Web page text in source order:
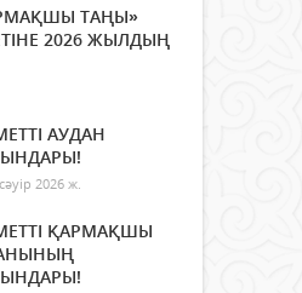
ТАҢЫ»
2026 ЖЫЛДЫҢ
АУДАН
2026 ж.
ҚАРМАҚШЫ